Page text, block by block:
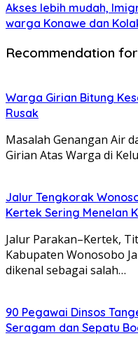
Akses lebih mudah,
warga Konawe dan
Recommendation
Warga Girian Bitung
Rusak
Masalah Genangan Air
Girian Atas Warga di
Jalur Tengkorak
Kertek Sering Menelan
Jalur Parakan–Kertek,
Kabupaten Wonosobo
dikenal sebagai salah…
90 Pegawai Dinsos
Seragam dan Sepatu